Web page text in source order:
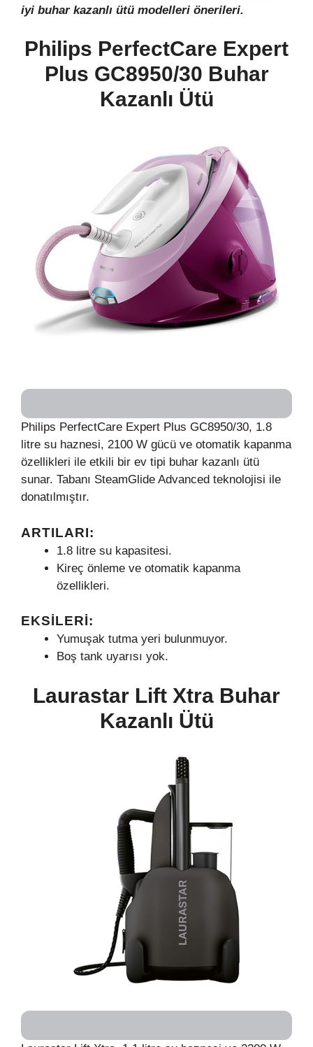
iyi buhar kazanlı ütü modelleri önerileri.
Philips PerfectCare Expert
Plus GC8950/30 Buhar
Kazanlı Ütü
Philips PerfectCare Expert Plus GC8950/30, 1.8
litre su haznesi, 2100 W gücü ve otomatik kapanma
özellikleri ile etkili bir ev tipi buhar kazanlı ütü
sunar. Tabanı SteamGlide Advanced teknolojisi ile
donatılmıştır.
ARTILARI:
1.8 litre su kapasitesi.
Kireç önleme ve otomatik kapanma
özellikleri.
EKSILERI:
Yumuşak tutma yeri bulunmuyor.
Boş tank uyarısı yok.
Laurastar Lift Xtra Buhar
Kazanlı Ütü